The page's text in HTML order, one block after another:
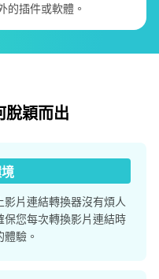
的插件或軟體。
脫穎而出
片連結轉換器沒有煩人
您每次轉換影片連結時
驗。